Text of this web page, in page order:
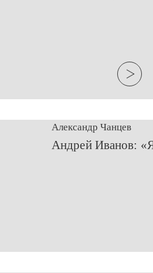
Александр Чанцев
​Андрей Иванов: